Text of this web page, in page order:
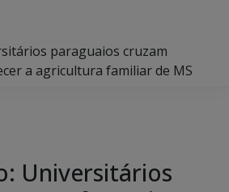
paraguaios cruzam
a agricultura familiar de MS
Universitários